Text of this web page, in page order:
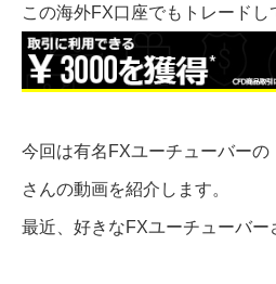
この海外FX口座でもトレードし
今回は有名FXユーチューバーの
さんの動画を紹介します。
最近、好きなFXユーチューバー